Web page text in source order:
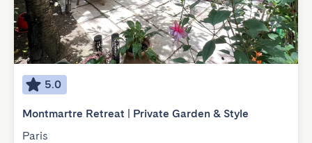
5.0
Montmartre Retreat | Private Garden & Style
Paris